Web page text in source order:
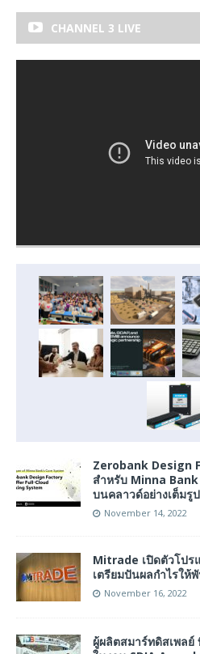
CHANNEL 3 LIVE
Zerobank Design
สำหรับ Minna Bank
บนคลาวด์อย่างเต็มรู
November 14, 2022
Mitrade เปิดตัวโปร
เตรียมปันผลกำไรให้
November 16, 2022
ผู้ผลิตสมาร์ทดิสเพล